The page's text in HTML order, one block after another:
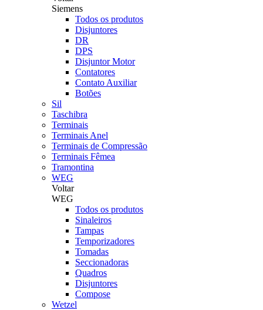
Siemens
Todos os produtos
Disjuntores
DR
DPS
Disjuntor Motor
Contatores
Contato Auxiliar
Botões
Sil
Taschibra
Terminais
Terminais Anel
Terminais de Compressão
Terminais Fêmea
Tramontina
WEG
Voltar
WEG
Todos os produtos
Sinaleiros
Tampas
Temporizadores
Tomadas
Seccionadoras
Quadros
Disjuntores
Compose
Wetzel